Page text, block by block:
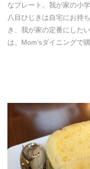
なプレート。我が家の小
八目ひじきは自宅にお持
き、我が家の定番にした
は、Mom’sダイニングで